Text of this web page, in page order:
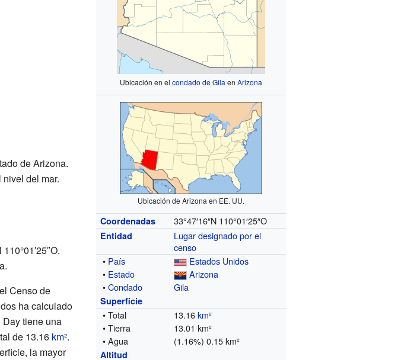
Ubicación en elcondado de Gila enArizona
Ubicación de Arizona en EE. UU.
Coordenadas 33°47′16″N 110°01′25″O
Entidad
Lugar designado por el
censo
• País
Estados Unidos
• Estado
Arizona
•Condado Gila
Superficie
• Total 13.16km²
• Tierra
13.01 km²
• Agua
(1.16%) 0.15 km²
Altitud
de Arizona.
del mar.
Censo de
ha calculado
tiene una
de 13.16 km².
la mayor